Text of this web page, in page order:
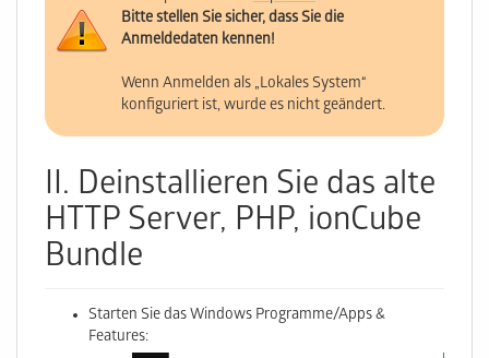
Bitte stellen Sie sicher, dass Sie die
Anmeldedaten kennen!
Wenn Anmelden als „Lokales System“
konfiguriert ist, wurde es nicht geändert.
II. Deinstallieren Sie das alte
HTTP Server, PHP, ionCube
Bundle
Starten Sie das Windows Programme/Apps &
Features: